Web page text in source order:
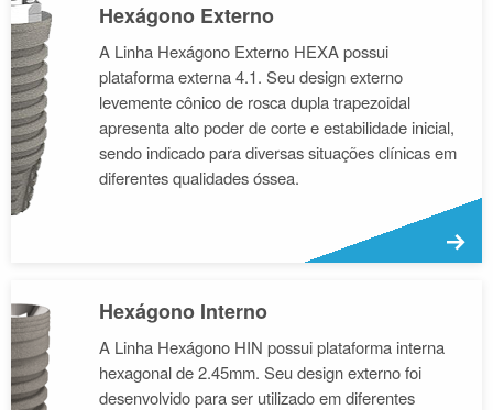
Hexágono Externo
A Linha Hexágono Externo HEXA possui
plataforma externa 4.1. Seu design externo
levemente cônico de rosca dupla trapezoidal
apresenta alto poder de corte e estabilidade inicial,
sendo indicado para diversas situações clínicas em
diferentes qualidades óssea.
Hexágono Interno
A Linha Hexágono HIN possui plataforma interna
hexagonal de 2.45mm. Seu design externo foi
desenvolvido para ser utilizado em diferentes